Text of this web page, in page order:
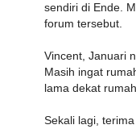
sendiri di Ende.
forum tersebut.
Vincent, Januari
Masih ingat
lama dekat
Sekali lagi,